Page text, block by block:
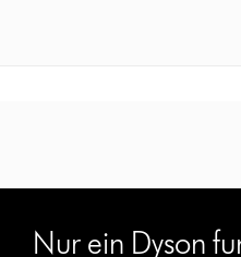
Nur ein Dyson